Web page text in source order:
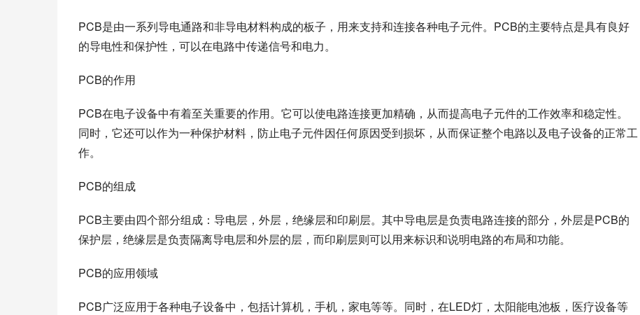
PCB是由一系列导电通路和非导电材料构成的板子，用来支持和连接各种电子元件。PCB的主要特点是具有良好
的导电性和保护性，可以在电路中传递信号和电力。
PCB的作用
PCB在电子设备中有着至关重要的作用。它可以使电路连接更加精确，从而提高电子元件的工作效率和稳定性。
同时，它还可以作为一种保护材料，防止电子元件因任何原因受到损坏，从而保证整个电路以及电子设备的正常工
作。
PCB的组成
PCB主要由四个部分组成：导电层，外层，绝缘层和印刷层。其中导电层是负责电路连接的部分，外层是PCB的
保护层，绝缘层是负责隔离导电层和外层的层，而印刷层则可以用来标识和说明电路的布局和功能。
PCB的应用领域
PCB广泛应用于各种电子设备中，包括计算机，手机，家电等等。同时，在LED灯，太阳能电池板，医疗设备等